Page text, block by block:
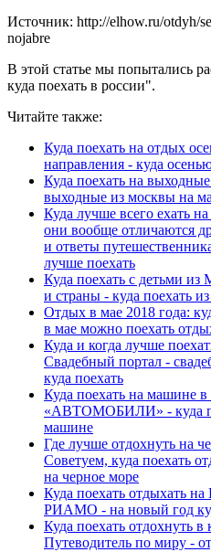
Источник: http://elhow.ru/otdyh/
nojabre
В этой статье мы попытались
куда поехать в россии".
Читайте также:
Куда поехать на отдых
направления - куда
Куда поехать на
выходные из москвы на
Куда лучше всего ехать
они вообще отличаются
и ответы
лучше поехать
Куда поехать с детьми
и страны - куда поехать
Отдых в мае 2018 года:
в мае можно поехать
Куда и когда лучше
Свадебный портал -
куда поехать
Куда поехать на машине
«АВТОМОБИЛИ» - куда
машине
Где лучше отдохнуть на
Советуем, куда поехать
на черное море
Куда поехать отдыхать
РИАМО - на новый год
Куда поехать отдохнуть
Путеводитель по миру -